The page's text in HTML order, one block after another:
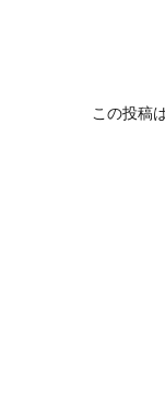
この投稿